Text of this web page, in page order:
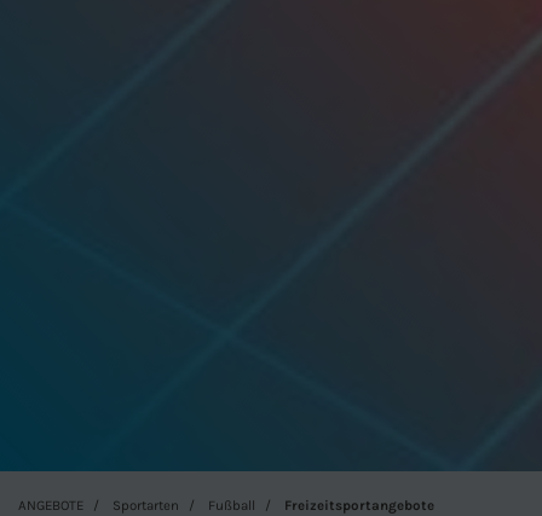
ANGEBOTE Sportarten Fußball Freizeitsportangebote